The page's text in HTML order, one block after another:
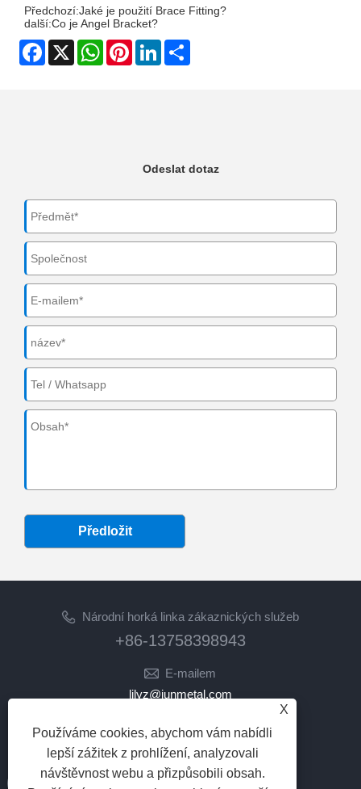
Předchozí:Jaké je použití Brace Fitting?
další:Co je Angel Bracket?
Facebook
X WhatsAppPinterestLinkedIn
Odeslat dotaz
Předložit
Národní horká linka zákaznických služeb
+86-13758398943
E-mailem
lilyz@junmetal.com
NÁSLEDUJ NÁS
X
Používáme cookies, abychom vám nabídli
lepší zážitek z prohlížení, analyzovali
návštěvnost webu a přizpůsobili obsah.